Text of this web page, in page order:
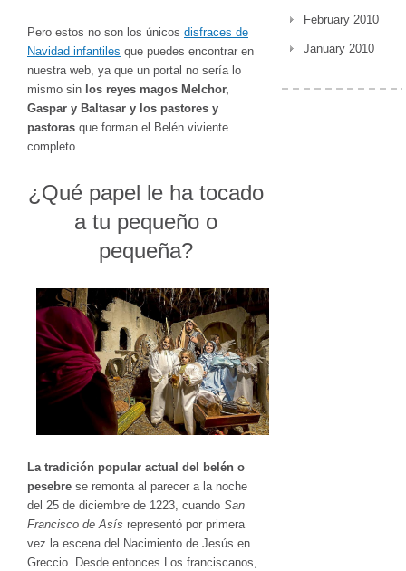
Pero estos no son los únicos disfraces de
Navidad infantiles que puedes encontrar en
nuestra web, ya que un portal no sería lo
mismo sin los reyes magos Melchor,
Gaspar y Baltasar y los pastores y
pastoras que forman el Belén viviente
completo.
¿Qué papel le ha tocado
a tu pequeño o
pequeña?
La tradición popular actual del belén o
pesebre se remonta al parecer a la noche
del 25 de diciembre de 1223, cuando San
Francisco de Asís representó por primera
vez la escena del Nacimiento de Jesús en
Greccio. Desde entonces Los franciscanos,
February 2010
January 2010